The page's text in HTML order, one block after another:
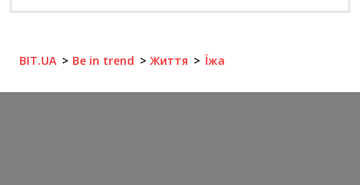
BIT.UA Be in trend Життя Їжа